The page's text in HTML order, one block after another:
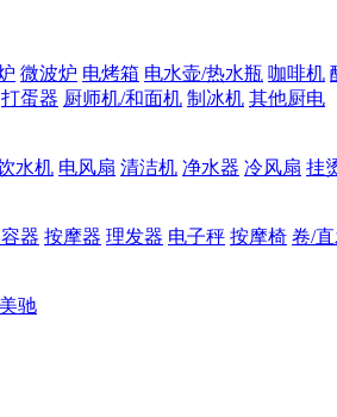
微波炉 电烤箱 电水壶/热水瓶 咖啡机
打蛋器 厨师机/和面机 制冰机 其他厨电
水机 电风扇 清洁机 净水器 冷风扇 挂
器 按摩器 理发器 电子秤 按摩椅 卷/
驰